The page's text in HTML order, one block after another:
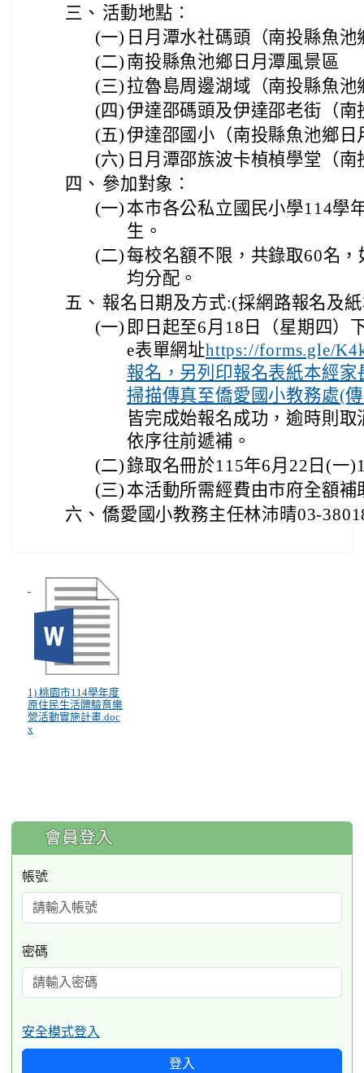
三、 活動地點：
(一) 日月潭水社碼頭（南投縣魚池
(二) 南投縣魚池鄉日月潭風景區
(三) 拉魯島周邊湖域（南投縣魚池
(四)伊達邵碼頭及伊達邵老街（
(五)伊達邵國小（南投縣魚池鄉日
(六) 日月潭邵族波卡楨楨學堂（
四、 參加對象：
(一) 本市各公私立國民小學114學
生。
(二) 每校名額不限，共錄取60名
均分配。
五、 報名日期及方式:(採網路報名及
(一) 即日起至6月18日（星期四）
e表單網址https://forms.gle/
報名，另列印報名表紙本經
掃描傳真至僑愛國小教務處(
皆完成始報名成功，逾時則
依序往前遞補。
(二)錄取名冊於115年6月22日(一
(三) 本活動所需經費由市府全額
六、 僑愛國小教務主任林沛晴03-
1) 桃園市114學年度
原住民生活體驗育樂
營活動實施計畫.doc
x
:::
會員登入
帳號
密碼
安全模式登入
登入